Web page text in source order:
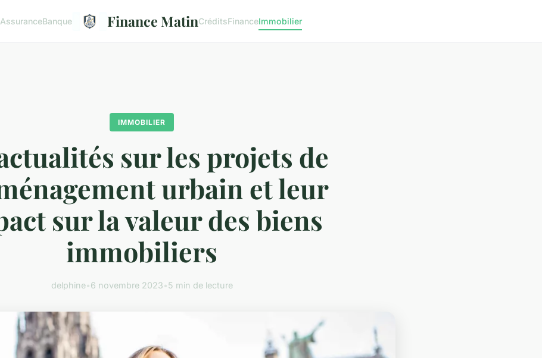
AssuranceBanque Finance MatinCréditsFinanceImmobilier
IMMOBILIER
sur les projets de
urbain et leur
sur la valeur des biens
immobiliers
delphine•6 novembre 2023•5 min de lecture